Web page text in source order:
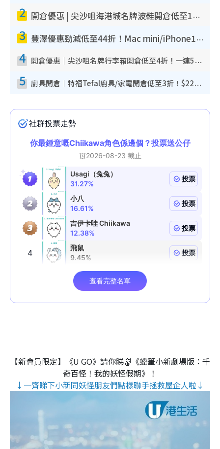
2 開倉優惠 | 尖沙咀海港城名牌波鞋開倉低至1折！On鞋$899起／Joy&Peace鞋履$98起
3 豐澤優惠勁減低至44折！Mac mini/iPhone17Pro大減價！廚房家電$220起
4 開倉優惠｜尖沙咀名牌行李箱開倉低至4折！一連5日 American Tourister/ace./Hallmark $200起！
5 廚具開倉｜特福Tefal廚具/家電開倉低至3折！$220起買平底鍋/炒鑊/湯煲！電飯煲/吸塵機/燙斗$418起
【新會員限定】《U GO》請你睇👹《蠟筆小新劇場版：千
奇百怪！我的妖怪假期》！
↓一齊睇下小新同妖怪朋友們點樣聯手拯救屋企人啦↓